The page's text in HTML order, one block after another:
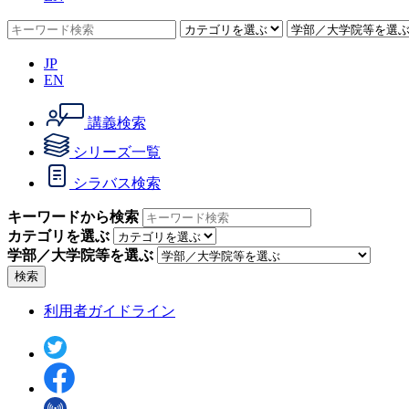
JP
EN
講義検索
シリーズ一覧
シラバス検索
キーワードから検索
カテゴリを選ぶ
学部／大学院等を選ぶ
検索
利用者ガイドライン